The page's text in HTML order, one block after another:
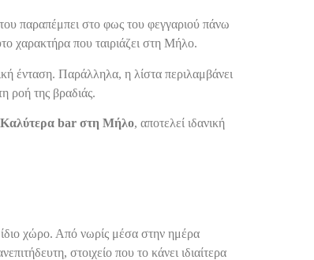
παραπέμπει στο φως του φεγγαριού πάνω
χαρακτήρα που ταιριάζει στη Μήλο.
ένταση. Παράλληλα, η λίστα περιλαμβάνει
ροή της βραδιάς.
Καλύτερα bar στη Μήλο, αποτελεί ιδανική
ίδιο χώρο. Από νωρίς μέσα στην ημέρα
στοιχείο που το κάνει ιδιαίτερα